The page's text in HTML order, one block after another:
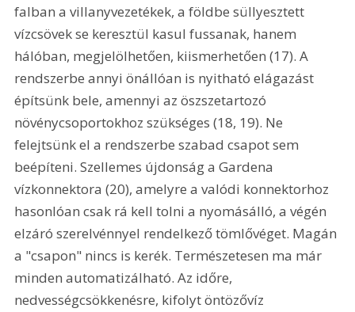
falban a villanyvezetékek, a földbe süllyesztett
vízcsövek se keresztül kasul fussanak, hanem
hálóban, megjelölhetően, kiismerhetően (17). A
rendszerbe annyi önállóan is nyitható elágazást
építsünk bele, amennyi az öszszetartozó
növénycsoportokhoz szükséges (18, 19). Ne
felejtsünk el a rendszerbe szabad csapot sem
beépíteni. Szellemes újdonság a Gardena
vízkonnektora (20), amelyre a valódi konnektorhoz
hasonlóan csak rá kell tolni a nyomásálló, a végén
elzáró szerelvénnyel rendelkező tömlővéget. Magán
a "csapon" nincs is kerék. Természetesen ma már
minden automatizálható. Az időre,
nedvességcsökkenésre, kifolyt öntözővíz